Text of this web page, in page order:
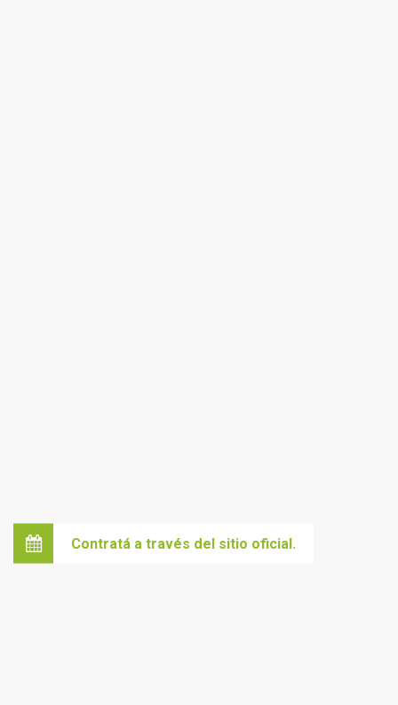
Contratá a través del sitio oficial.